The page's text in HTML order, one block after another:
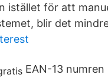
istället för att
blir det
EAN-13